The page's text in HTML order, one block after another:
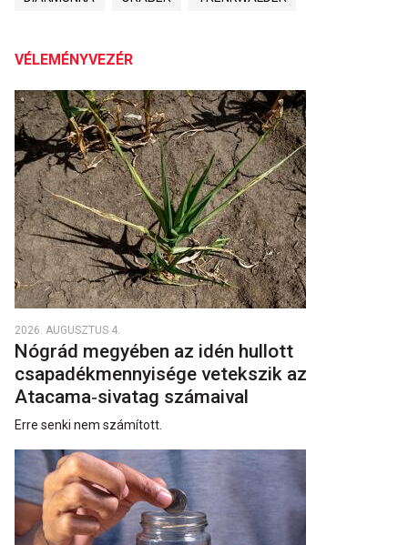
VÉLEMÉNYVEZÉR
2026. AUGUSZTUS 4.
Nógrád megyében az idén hullott
csapadékmennyisége vetekszik az
Atacama‑sivatag számaival
Erre senki nem számított.